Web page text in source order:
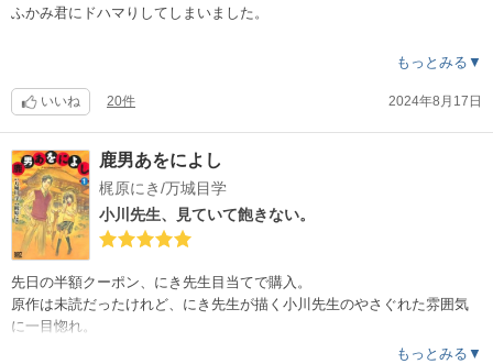
ふかみ君にドハマりしてしまいました。
キャラ良し、ギャグとしても、ラブとしても満足度高く、ストーリーも
エロも、濃すぎずでも丁寧でリアリティありました。
絵、上手いですね。特に表情が上手い。
もっとふかみ君を愛でたいので、続編欲しいです。
あっさりテイストなのに、しっかりした作品でした！
もっとみる▼
いいね 20件 2024年8月17日
鹿男あをによし
梶原にき/万城目学
小川先生、見ていて飽きない。
先日の半額クーポン、にき先生目当てで購入。
原作は未読だったけれど、にき先生が描く小川先生のやさぐれた雰囲気
に一目惚れ。
もっとみる▼